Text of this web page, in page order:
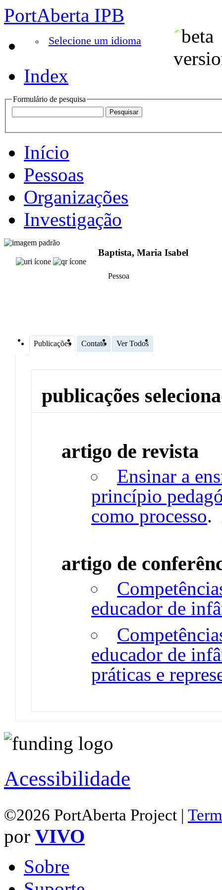
PortAberta IPB
Selecione um idioma
Index
Formulário de pesquisa
Início
Pessoas
Organizações
Investigação
Baptista, Maria Isabel
Pessoa
Publicações Contato Ver Todos
publicações
artigo de revista
Ensinar a
princípio
como processo.
artigo de
educador de
educador de
práticas e
Acessibilidade
©2026 PortAberta Project |
por VIVO
Sobre